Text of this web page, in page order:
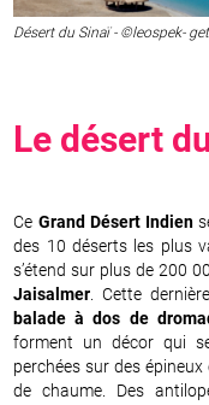
Désert du Sinaï - ©leospek-
Le désert
Ce Grand Désert Indien
des 10 déserts les plus
s’étend sur plus de 200
Jaisalmer . Cette
balade à dos de
forment un décor qui
perchées sur des
de chaume. Des